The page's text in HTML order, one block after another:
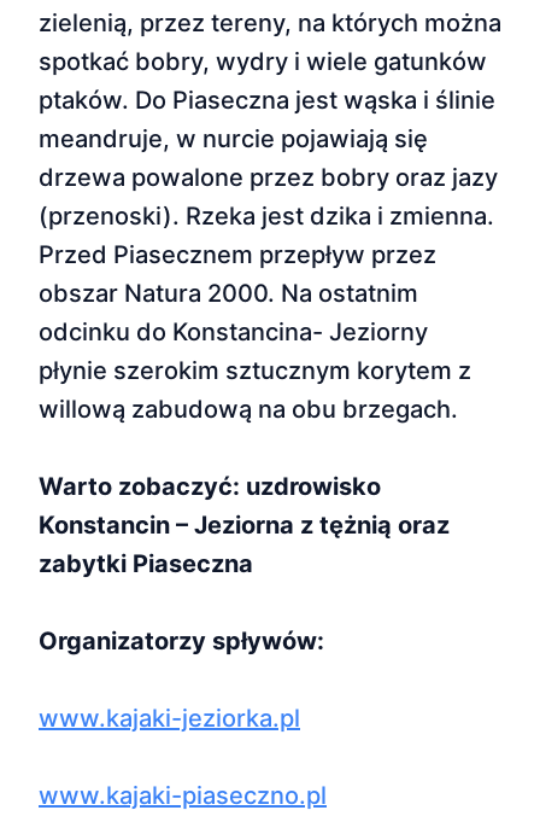
zielenią, przez tereny, na których można
spotkać bobry, wydry i wiele gatunków
ptaków. Do Piaseczna jest wąska i ślinie
meandruje, w nurcie pojawiają się
drzewa powalone przez bobry oraz jazy
(przenoski). Rzeka jest dzika i zmienna.
Przed Piasecznem przepływ przez
obszar Natura 2000. Na ostatnim
odcinku do Konstancina- Jeziorny
płynie szerokim sztucznym korytem z
willową zabudową na obu brzegach.
Warto zobaczyć: uzdrowisko
Konstancin – Jeziorna z tężnią oraz
zabytki Piaseczna
Organizatorzy spływów:
www.kajaki-jeziorka.pl
www.kajaki-piaseczno.pl